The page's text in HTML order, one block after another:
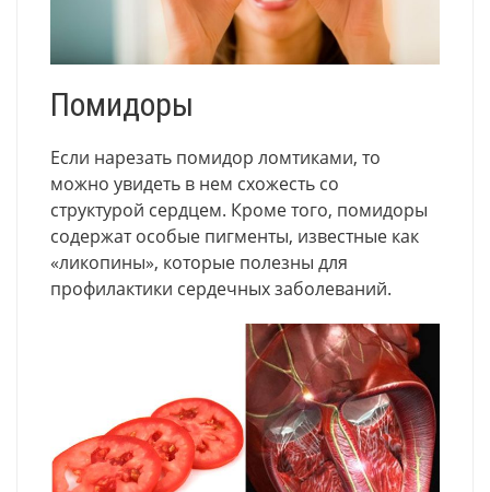
Помидоры
Если нарезать помидор ломтиками, то
можно увидеть в нем схожесть со
структурой сердцем. Кроме того, помидоры
содержат особые пигменты, известные как
«ликопины», которые полезны для
профилактики сердечных заболеваний.